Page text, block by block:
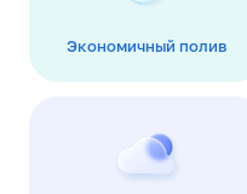
Экономичный полив